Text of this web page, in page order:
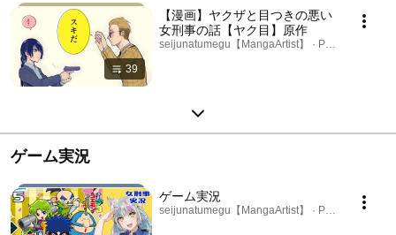
39
【漫画】ヤクザと目つきの悪い
女刑事の話【ヤク目】原作
seijunatumegu【MangaArtist】 · Playlist
ゲーム実況
ゲーム実況
seijunatumegu【MangaArtist】 · Playlist